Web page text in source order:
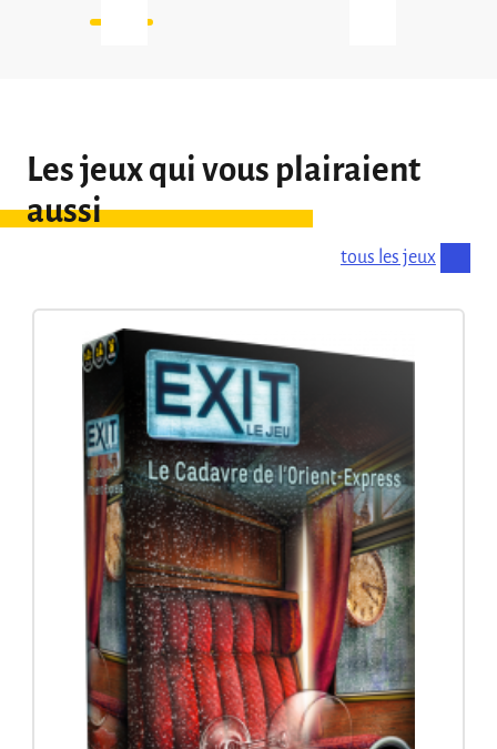
Les jeux qui vous plairaient
aussi
tous les jeux